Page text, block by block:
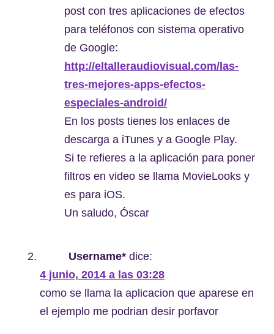
post con tres aplicaciones de efectos
para teléfonos con sistema operativo
de Google:
http://eltalleraudiovisual.com/las-
tres-mejores-apps-efectos-
especiales-android/
En los posts tienes los enlaces de
descarga a iTunes y a Google Play.
Si te refieres a la aplicación para poner
filtros en video se llama MovieLooks y
es para iOS.
Un saludo, Óscar
Username* dice:
4 junio, 2014 a las 03:28
como se llama la aplicacion que aparese en
el ejemplo me podrian desir porfavor